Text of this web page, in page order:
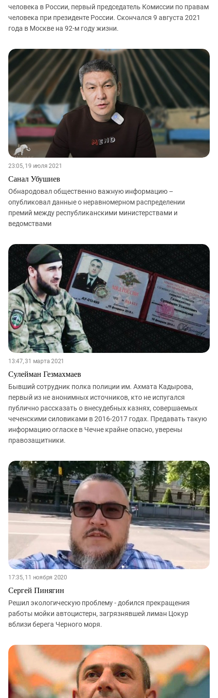
человека в России, первый председатель Комиссии по правам
человека при президенте России. Скончался 9 августа 2021
года в Москве на 92-м году жизни.
23:05, 19 июля 2021
Санал Убушиев
Обнародовал общественно важную информацию –
опубликовал данные о неравномерном распределении
премий между республиканскими министерствами и
ведомствами
13:47, 31 марта 2021
Сулейман Гезмахмаев
Бывший сотрудник полка полиции им. Ахмата Кадырова,
первый из не анонимных источников, кто не испугался
публично рассказать о внесудебных казнях, совершаемых
чеченскими силовиками в 2016-2017 годах. Предавать такую
информацию огласке в Чечне крайне опасно, уверены
правозащитники.
17:35, 11 ноября 2020
Сергей Пинягин
Решил экологическую проблему - добился прекращения
работы мойки автоцистерн, загрязнявшей лиман Цокур
вблизи берега Черного моря.